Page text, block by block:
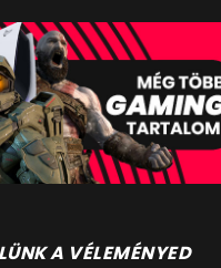
A VÉLEMÉNYED